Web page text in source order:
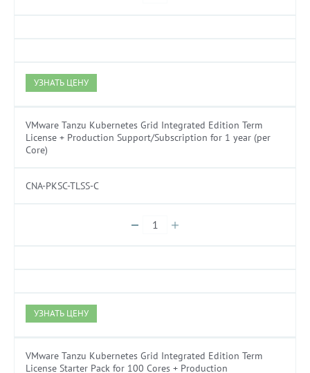
УЗНАТЬ ЦЕНУ
VMware Tanzu Kubernetes Grid Integrated Edition Term
License + Production Support/Subscription for 1 year (per
Core)
CNA-PKSC-TLSS-C
УЗНАТЬ ЦЕНУ
VMware Tanzu Kubernetes Grid Integrated Edition Term
License Starter Pack for 100 Cores + Production